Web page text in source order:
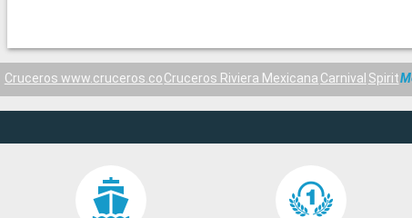
Cruceros www.cruceros.coCruceros Riviera Mexicana Carnival Spirit